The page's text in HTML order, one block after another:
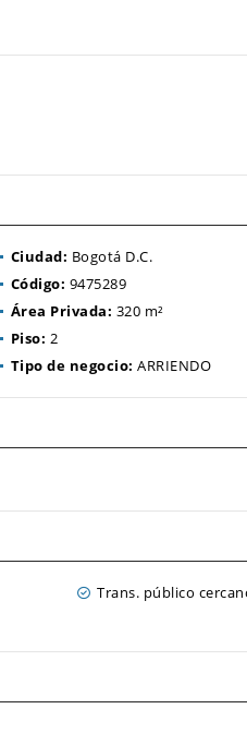
Ciudad: Bogotá D.C.
Código: 9475289
Área Privada: 320 m²
Piso: 2
Tipo de negocio: ARRIENDO
Trans. público